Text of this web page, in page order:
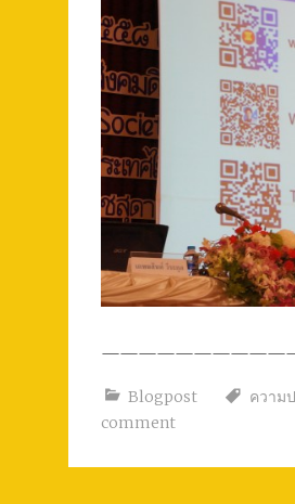
Blogpost ความ
comment